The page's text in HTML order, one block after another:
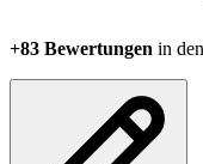
+83 Bewertungen in